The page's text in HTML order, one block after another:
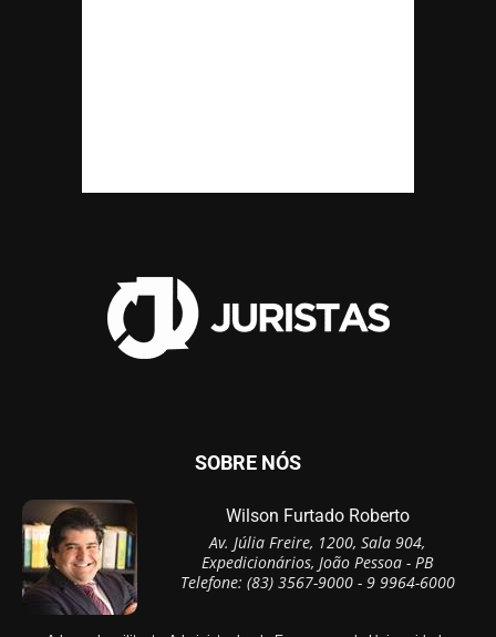
SOBRE NÓS
Wilson Furtado Roberto
Av. Júlia Freire, 1200, Sala 904,
Expedicionários, João Pessoa - PB
Telefone: (83) 3567-9000 - 9 9964-6000